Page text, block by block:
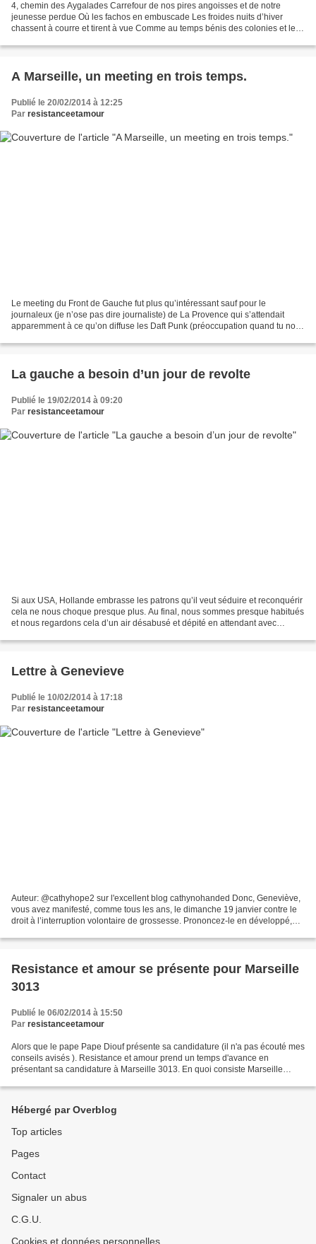
4, chemin des Aygalades Carrefour de nos pires angoisses et de notre
jeunesse perdue Où les fachos en embuscade Les froides nuits d’hiver
chassent à courre et tirent à vue Comme au temps bénis des colonies et les
A Marseille, un meeting en trois temps.
Publié le 20/02/2014 à 12:25
Par resistanceetamour
Le meeting du Front de Gauche fut plus qu’intéressant sauf pour le
journaleux (je n’ose pas dire journaliste) de La Provence qui s’attendait
apparemment à ce qu’on diffuse les Daft Punk (préoccupation quand tu nous
La gauche a besoin d’un jour de revolte
Publié le 19/02/2014 à 09:20
Par resistanceetamour
Si aux USA, Hollande embrasse les patrons qu’il veut séduire et reconquérir
cela ne nous choque presque plus. Au final, nous sommes presque habitués
et nous regardons cela d’un air désabusé et dépité en attendant avec
Lettre à Genevieve
Publié le 10/02/2014 à 17:18
Par resistanceetamour
Auteur: @cathyhope2 sur l'excellent blog cathynohanded Donc, Geneviève,
vous avez manifesté, comme tous les ans, le dimanche 19 janvier contre le
droit à l’interruption volontaire de grossesse. Prononcez-le en développé,
Resistance et amour se présente pour Marseille
3013
Publié le 06/02/2014 à 15:50
Par resistanceetamour
Alors que le pape Pape Diouf présente sa candidature (il n'a pas écouté mes
conseils avisés ). Resistance et amour prend un temps d'avance en
présentant sa candidature à Marseille 3013. En quoi consiste Marseille
Hébergé par Overblog
Top articles
Pages
Contact
Signaler un abus
C.G.U.
Cookies et données personnelles